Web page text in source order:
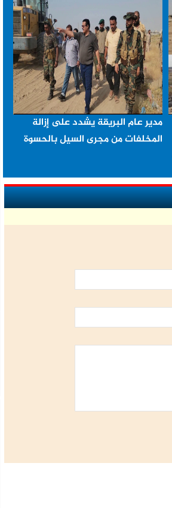
مدير عام البريقة يشدد على إزالة
المخلفات من مجرى السيل بالحسوة